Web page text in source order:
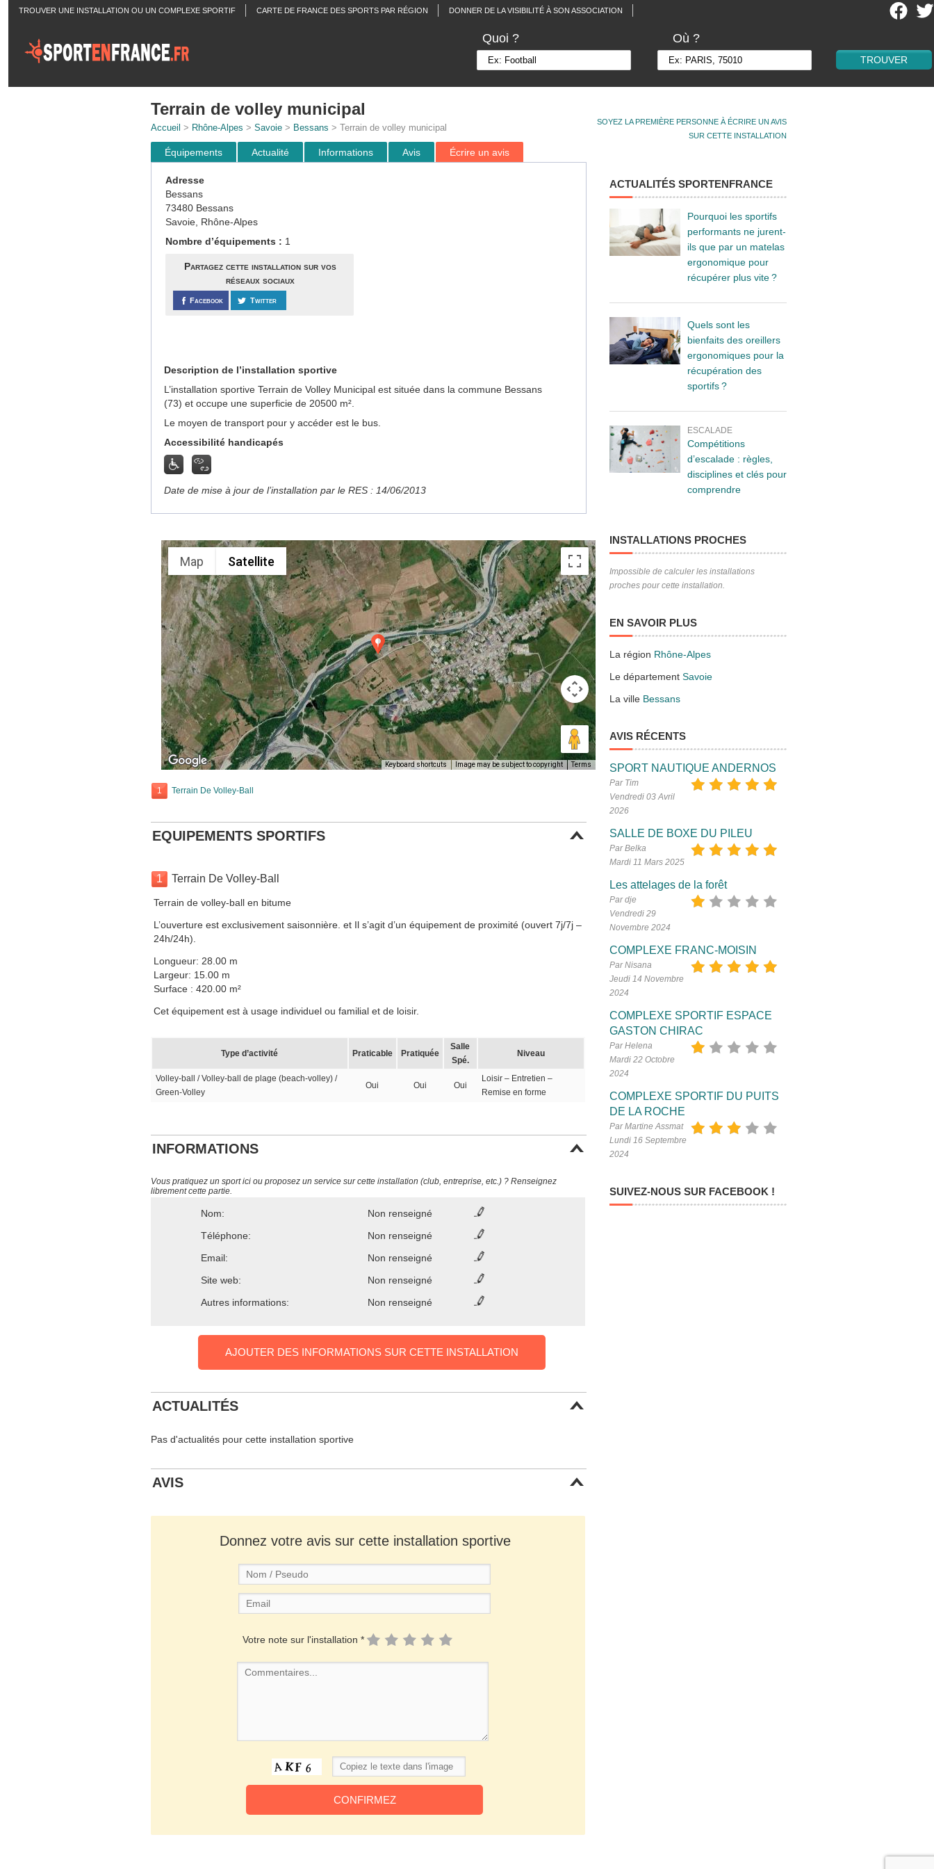
TROUVER UNE INSTALLATION OU UN COMPLEXE SPORTIF CARTE DE FRANCE DES SPORTS PAR RÉGION DONNER DE LA VISIBILITÉ À SON ASSOCIATION
Quoi ? Où ?
SOYEZ LA PREMIÈRE PERSONNE À ÉCRIRE UN AVIS
SUR CETTE INSTALLATION
Terrain de volley municipal
Accueil > Rhône-Alpes > Savoie> Bessans > Terrain de volley municipal
Équipements Actualité Informations Avis Écrire un avis
Adresse
Bessans
73480 Bessans
Savoie, Rhône-Alpes
Nombre d’équipements : 1
Partagez cette installation sur vos
réseaux sociaux
Facebook Twitter
Description de l’installation sportive
L’installation sportive Terrain de Volley Municipal est située dans la commune Bessans
(73) et occupe une superficie de 20500 m².
Le moyen de transport pour y accéder est le bus.
Accessibilité handicapés
Date de mise à jour de l’installation par le RES : 14/06/2013
Map Satellite
Keyboard shortcuts Image may be subject to copyright Terms
1 Terrain De Volley-Ball
EQUIPEMENTS SPORTIFS
1 Terrain De Volley-Ball
Terrain de volley-ball en bitume
L’ouverture est exclusivement saisonnière. et Il s’agit d’un équipement de proximité (ouvert 7j/7j –
24h/24h).
Longueur: 28.00 m
Largeur: 15.00 m
Surface : 420.00 m²
Cet équipement est à usage individuel ou familial et de loisir.
Type d’activité Praticable Pratiquée
Salle
Spé.
Niveau
Volley-ball / Volley-ball de plage (beach-volley) /
Green-Volley
Oui Oui Oui
Loisir – Entretien –
Remise en forme
INFORMATIONS
Vous pratiquez un sport ici ou proposez un service sur cette installation (club, entreprise, etc.) ? Renseignez
librement cette partie.
Nom:
Non renseigné
Téléphone:
Non renseigné
Email:
Non renseigné
Site web:
Non renseigné
Autres informations:
Non renseigné
AJOUTER DES INFORMATIONS SUR CETTE INSTALLATION
ACTUALITÉS
Pas d'actualités pour cette installation sportive
AVIS
Donnez votre avis sur cette installation sportive
Votre note sur l'installation *
ACTUALITÉS SPORTENFRANCE
Pourquoi les sportifs
performants ne jurent-
ils que par un matelas
ergonomique pour
récupérer plus vite ?
Quels sont les
bienfaits des oreillers
ergonomiques pour la
récupération des
sportifs ?
ESCALADE
Compétitions
d’escalade : règles,
disciplines et clés pour
comprendre
INSTALLATIONS PROCHES
Impossible de calculer les installations
proches pour cette installation.
EN SAVOIR PLUS
La région Rhône-Alpes
Le département Savoie
La ville Bessans
AVIS RÉCENTS
SPORT NAUTIQUE ANDERNOS
Par Tim
Vendredi 03 Avril
2026
SALLE DE BOXE DU PILEU
Par Belka
Mardi 11 Mars 2025
Les attelages de la forêt
Par dje
Vendredi 29
Novembre 2024
COMPLEXE FRANC-MOISIN
Par Nisana
Jeudi 14 Novembre
2024
COMPLEXE SPORTIF ESPACE
GASTON CHIRAC
Par Helena
Mardi 22 Octobre
2024
COMPLEXE SPORTIF DU PUITS
DE LA ROCHE
Par Martine Assmat
Lundi 16 Septembre
2024
SUIVEZ-NOUS SUR FACEBOOK !